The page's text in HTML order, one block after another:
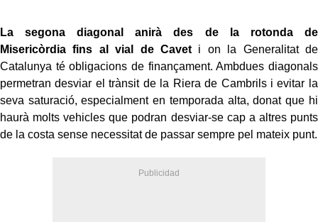
La segona diagonal anirà des de la rotonda de
Misericòrdia fins al vial de Caveti on la Generalitat de
Catalunya té obligacions de finançament. Ambdues diagonals
permetran desviar el trànsit de la Riera de Cambrils i evitar la
seva saturació, especialment en temporada alta, donat que hi
haurà molts vehicles que podran desviar-se cap a altres punts
de la costa sense necessitat de passar sempre pel mateix punt.